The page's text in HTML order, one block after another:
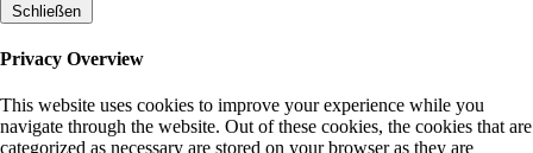
Schließen
Privacy Overview
This website uses cookies to improve your experience while you
navigate through the website. Out of these cookies, the cookies that are
categorized as necessary are stored on your browser as they are